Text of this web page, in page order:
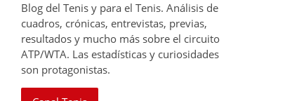
Blog del Tenis y para el Tenis. Análisis de
cuadros, crónicas, entrevistas, previas,
resultados y mucho más sobre el circuito
ATP/WTA. Las estadísticas y curiosidades
son protagonistas.